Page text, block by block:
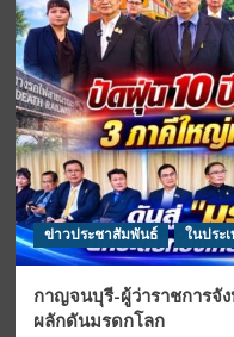
ข่าวประชาสัมพันธ์ ในประ
กาญจนบุรี-ผู้ว่าราชการจั
ผลักดันมรดกโลก